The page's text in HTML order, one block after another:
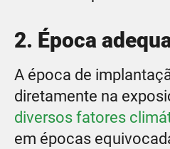
2. Época
A época de
diretamente na
diversos fatores
em épocas